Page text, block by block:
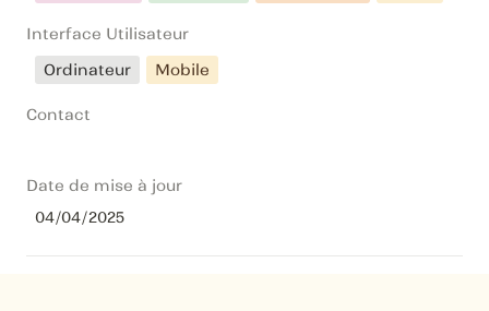
Interface Utilisateur
Ordinateur
Mobile
Contact
Date de mise à jour
04/04/2025